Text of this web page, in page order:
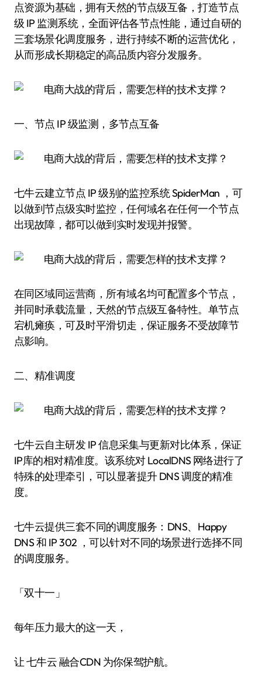
点资源为基础，拥有天然的节点级互备，打造节点
级 IP 监测系统，全面评估各节点性能，通过自研的
三套场景化调度服务，进行持续不断的运营优化，
从而形成长期稳定的高品质内容分发服务。
一、节点 IP 级监测，多节点互备
七牛云建立节点 IP 级别的监控系统 SpiderMan ，可
以做到节点级实时监控，任何域名在任何一个节点
出现故障，都可以做到实时发现并报警。
在同区域同运营商，所有域名均可配置多个节点，
并同时承载流量，天然的节点级互备特性。单节点
宕机瘫痪，可及时平滑切走，保证服务不受故障节
点影响。
二、精准调度
七牛云自主研发 IP 信息采集与更新对比体系，保证
IP库的相对精准度。该系统对 LocalDNS 网络进行了
特殊的处理牵引，可以显著提升 DNS 调度的精准
度。
七牛云提供三套不同的调度服务：DNS、Happy
DNS 和 IP 302 ，可以针对不同的场景进行选择不同
的调度服务。
「双十一」
每年压力最大的这一天，
让 七牛云 融合CDN 为你保驾护航。